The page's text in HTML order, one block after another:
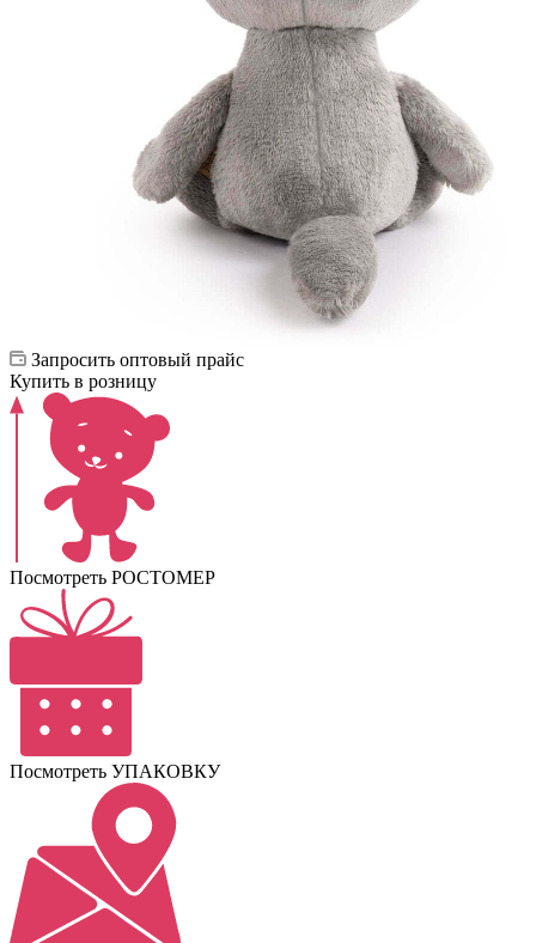
Запросить оптовый прайс
Купить в розницу
Посмотреть РОСТОМЕР
Посмотреть УПАКОВКУ